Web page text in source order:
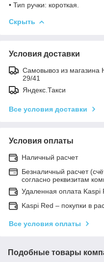
• Тип ручки: короткая.
Скрыть
Условия доставки
Самовывоз из магазина
29/41
Яндекс.Такси
Все условия доставки
Условия оплаты
Наличный расчет
Безналичный расчет
согласно реквизитам
Удаленная оплата Kaspi
Kaspi Red – покупки в
Все условия оплаты
Подобные товары